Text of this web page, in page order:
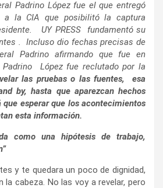
Padrino López fue el que entregó
a la CIA que posibilitó la captura
UY PRESS fundamentó su
. Incluso dio fechas precisas de
Padrino afirmando que fue en
Padrino López fue reclutado por la
las pruebas o las fuentes, esa
by, hasta que aparezcan hechos
esperar que los acontecimientos
esta información.
como una hipótesis de trabajo,
y te quedara un poco de dignidad,
la cabeza. No las voy a revelar, pero